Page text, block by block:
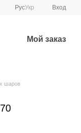
РусУкр Вход
Мой заказ
шаров